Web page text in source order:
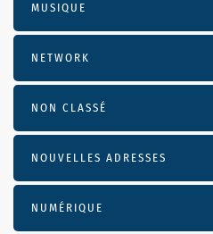
MUSIQUE
NETWORK
NON CLASSÉ
NOUVELLES ADRESSES
NUMÉRIQUE